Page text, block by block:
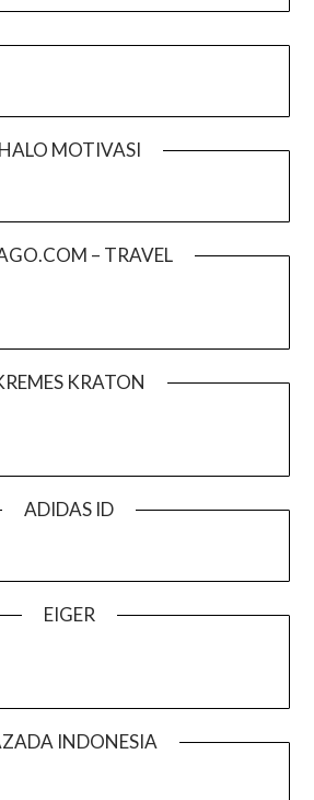
HALO MOTIVASI
– TRAVEL
KRATON
ADIDAS ID
EIGER
INDONESIA